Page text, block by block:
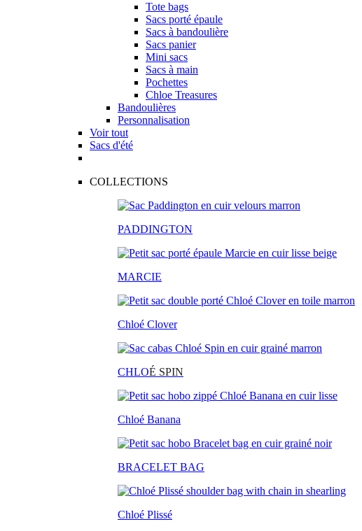
Tote bags
Sacs porté épaule
Sacs à bandoulière
Sacs panier
Mini sacs
Sacs à main
Pochettes
Chloe Treasures
Bandoulières
Personnalisation
Voir tout
Sacs d'été
COLLECTIONS
PADDINGTON
MARCIE
Chloé Clover
CHLOÉ SPIN
Chloé Banana
BRACELET BAG
Chloé Plissé